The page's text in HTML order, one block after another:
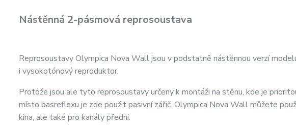
Nástěnná 2-pásmová reprosoustava
Reprosoustavy Olympica Nova Wall jsou v podstatně nástěnnou verzí
i vysokotónový reproduktor.
Protože jsou ale tyto reprosoustavy určeny k montáži na stěnu, kde je
místo basreflexu je zde použit pasivní zářič. Olympica Nova Wall můžete
kina, ale také pro kanály přední.